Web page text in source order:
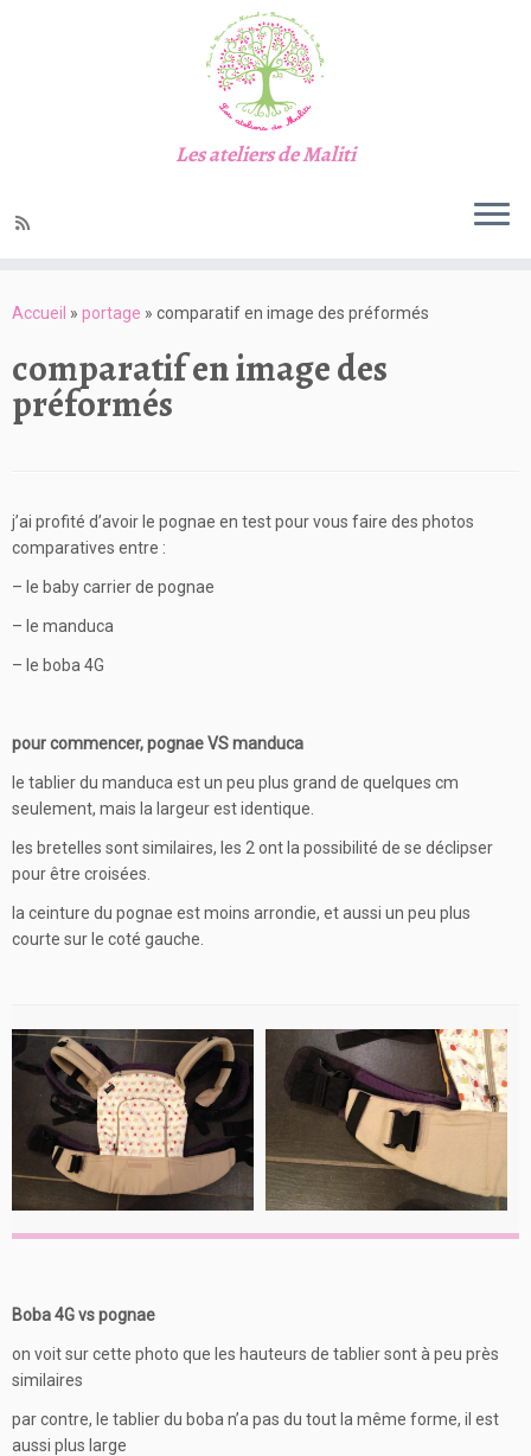
au
Les ateliers de Maliti
Accueil » portage » comparatif en image des préformés
comparatif en image des
préformés
j’ai profité d’avoir le pognae en test pour vous faire des photos
comparatives entre :
– le baby carrier de pognae
– le manduca
– le boba 4G
pour commencer, pognae VS manduca
le tablier du manduca est un peu plus grand de quelques cm
seulement, mais la largeur est identique.
les bretelles sont similaires, les 2 ont la possibilité de se déclipser
pour être croisées.
la ceinture du pognae est moins arrondie, et aussi un peu plus
courte sur le coté gauche.
Boba 4G vs pognae
on voit sur cette photo que les hauteurs de tablier sont à peu près
similaires
par contre, le tablier du boba n’a pas du tout la même forme, il est
aussi plus large